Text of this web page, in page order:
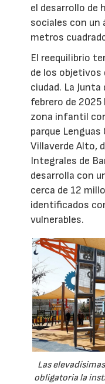
el desarrollo de
sociales con un
metros
El reequilibrio
de los objetivos
ciudad. La
febrero de 2025
zona infantil
parque Lenguas
Villaverde Alto,
Integrales de
desarrolla con
cerca de 12
identificados
vulnerables.
Las
obligatoria la